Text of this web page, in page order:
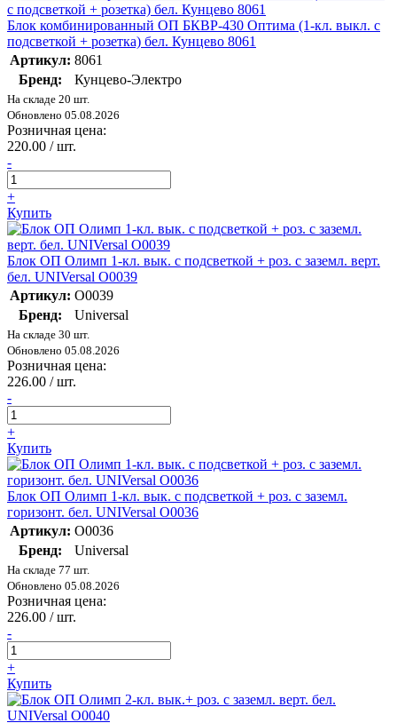
Блок комбинированный ОП БКВР-430 Оптима (1-кл. выкл. с
подсветкой + розетка) бел. Кунцево 8061
Артикул: 8061
Бренд:
Кунцево-Электро
На складе 20 шт.
Обновлено 05.08.2026
Розничная цена:
220.00 / шт.
-
+
Купить
Блок ОП Олимп 1-кл. вык. с подсветкой + роз. с заземл. верт.
бел. UNIVersal О0039
Артикул: О0039
Бренд:
Universal
На складе 30 шт.
Обновлено 05.08.2026
Розничная цена:
226.00 / шт.
-
+
Купить
Блок ОП Олимп 1-кл. вык. с подсветкой + роз. с заземл.
горизонт. бел. UNIVersal О0036
Артикул: О0036
Бренд:
Universal
На складе 77 шт.
Обновлено 05.08.2026
Розничная цена:
226.00 / шт.
-
+
Купить